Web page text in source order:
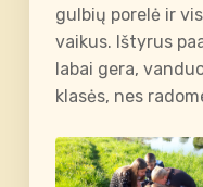
gulbių porelė ir
vaikus. Ištyrus
labai gera,
klasės, nes